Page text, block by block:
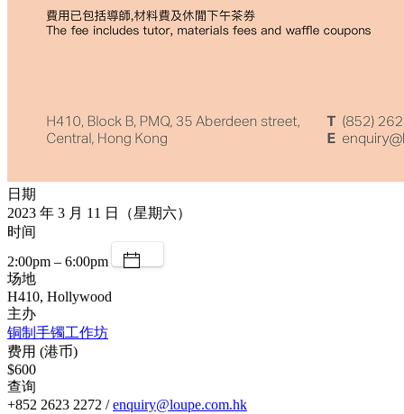
日期
2023 年 3 月 11 日（星期六）
时间
2:00pm – 6:00pm
场地
H410, Hollywood
主办
铜制手镯工作坊
费用 (港币)
$600
查询
+852 2623 2272 /enquiry@loupe.com.hk